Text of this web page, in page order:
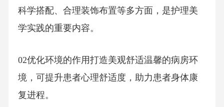
科学搭配、合理装饰布置等多方面，是护理美
学实践的重要内容。
02优化环境的作用打造美观舒适温馨的病房环
境，可提升患者心理舒适度，助力患者身体康
复进程。